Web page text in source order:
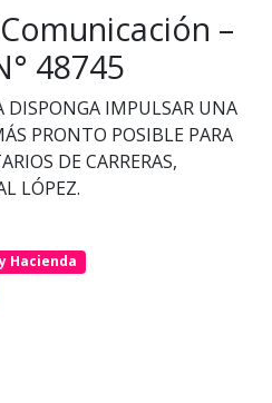
–
48745
DISPONGA IMPULSAR UNA
PRONTO POSIBLE PARA
DE CARRERAS,
LÓPEZ.
Hacienda